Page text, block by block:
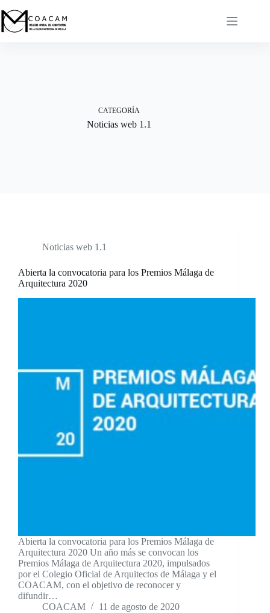
al
contenido
CATEGORÍA
Noticias web 1.1
Noticias web 1.1
Abierta la convocatoria para los Premios Málaga de
Arquitectura 2020
Abierta la convocatoria para los Premios Málaga de
Arquitectura 2020 Un año más se convocan los
Premios Málaga de Arquitectura 2020, impulsados
por el Colegio Oficial de Arquitectos de Málaga y el
COACAM, con el objetivo de reconocer y
difundir…
COACAM
11 de agosto de 2020